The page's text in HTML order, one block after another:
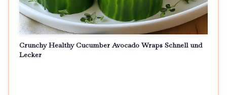
Crunchy Healthy Cucumber Avocado Wraps Schnell und
Lecker